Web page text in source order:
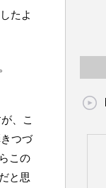
たよ
、こ
つづ
この
と思